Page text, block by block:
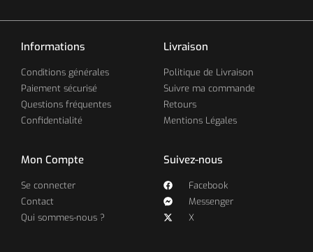
Informations
Conditions générales
Paiement sécurisé
Questions fréquentes
Confidentialité
Livraison
Politique de Livraison
Suivre ma commande
Retours
Mentions Légales
Mon Compte
Se connecter
Contact
Qui sommes-nous ?
Suivez-nous
Facebook
Messenger
X